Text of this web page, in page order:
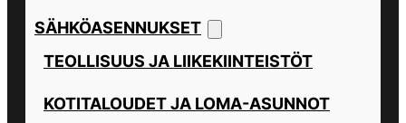
SÄHKÖASENNUKSET
TEOLLISUUS JA LIIKEKIINTEISTÖT
KOTITALOUDET JA LOMA-ASUNNOT